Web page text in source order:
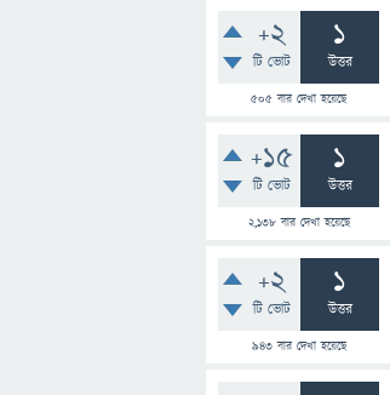
+2
টি ভোট
1
উত্তর
505 বার দেখা হয়েছে
+15
টি ভোট
1
উত্তর
2,138বার দেখা হয়েছে
+2
টি ভোট
1
উত্তর
943বার দেখা হয়েছে